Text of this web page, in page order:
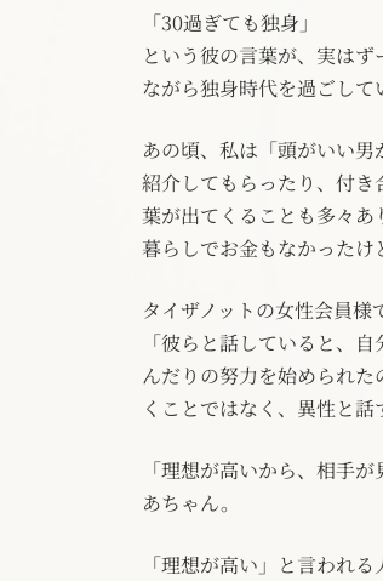
「30過ぎても独身」
という彼の言葉が、実は
ながら独身時代を過ごして
あの頃、私は「頭がいい
紹介してもらったり、付
葉が出てくることも多々
暮らしでお金もなかったけ
タイザノットの女性会員
「彼らと話していると、
んだりの努力を始められ
くことではなく、異性と話
「理想が高いから、相手
あちゃん。
「理想が高い」と言われ